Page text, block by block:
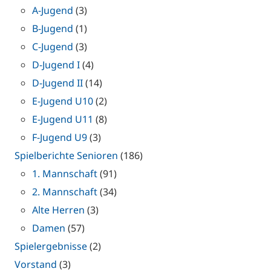
A-Jugend (3)
B-Jugend (1)
C-Jugend (3)
D-Jugend I(4)
D-Jugend II(14)
E-Jugend U10(2)
E-Jugend U11 (8)
F-Jugend U9(3)
Spielberichte Senioren (186)
1. Mannschaft(91)
2. Mannschaft(34)
Alte Herren (3)
Damen (57)
Spielergebnisse(2)
Vorstand (3)